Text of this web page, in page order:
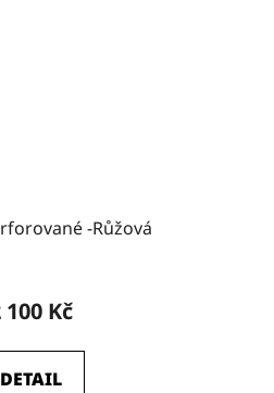
-Růžová
100 Kč
DETAIL